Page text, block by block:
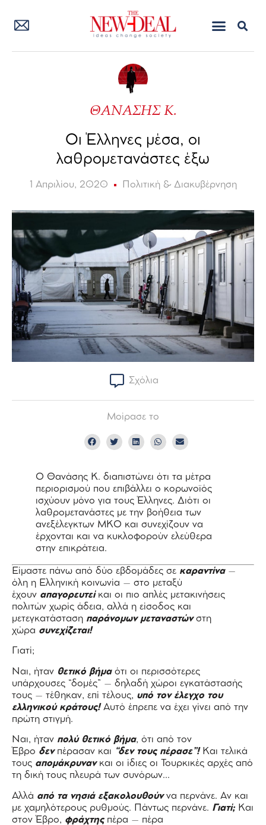
ΘΑΝΑΣΗΣ Κ.
Οι Έλληνες μέσα, οι
λαθρομετανάστες έξω
1 Απριλίου, 2020 Πολιτική & Διακυβέρνηση
Σχόλια
Μοίρασε το
Ο Θανάσης Κ. διαπιστώνει ότι τα μέτρα
περιορισμού που επιβάλλει ο κορωνοϊός
ισχύουν μόνο για τους Έλληνες. Διότι οι
λαθρομετανάστες με την βοήθεια των
ανεξέλεγκτων ΜΚΟ και συνεχίζουν να
έρχονται και να κυκλοφορούν ελεύθερα
στην επικράτεια.
Είμαστε πάνω από δύο εβδομάδες σε καραντίνα–
όλη η Ελληνική κοινωνία – στο μεταξύ
έχουν απαγορευτείκαι οι πιο απλές μετακινήσεις
πολιτών χωρίς άδεια, αλλά η είσοδος και
μετεγκατάσταση παράνομων μεταναστών στη
χώρα συνεχίζεται!
Γιατί;
Ναι, ήταν θετικό βήμαότι οι περισσότερες
υπάρχουσες “δομές” – δηλαδή χώροι εγκατάστασής
τους – τέθηκαν, επί τέλους, υπό τον έλεγχο του
ελληνικού κράτους!Αυτό έπρεπε να έχει γίνει από την
πρώτη στιγμή.
Ναι, ήταν πολύ θετικό βήμα, ότι από τον
Έβρο δενπέρασαν και “δεν τους πέρασε”!Και τελικά
τους απομάκρυναν και οι ίδιες οι Τουρκικές αρχές από
τη δική τους πλευρά των συνόρων…
Aλλά από τα νησιά εξακολουθούννα περνάνε. Αν και
με χαμηλότερους ρυθμούς. Πάντως περνάνε. Γιατί; Και
στον Έβρο, φράχτηςπέρα – πέρα